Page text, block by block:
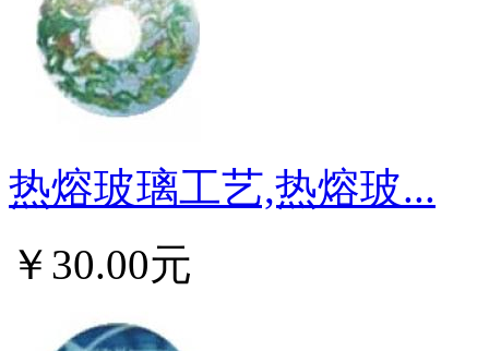
热熔玻璃工艺,热熔玻...
￥30.00元